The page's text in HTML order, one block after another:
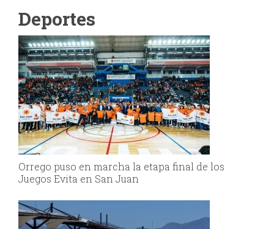
Deportes
Orrego puso en marcha la etapa final de los
Juegos Evita en San Juan